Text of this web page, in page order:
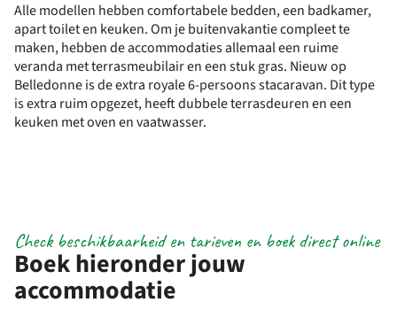
Alle modellen hebben comfortabele bedden, een badkamer,
apart toilet en keuken. Om je buitenvakantie compleet te
maken, hebben de accommodaties allemaal een ruime
veranda met terrasmeubilair en een stuk gras. Nieuw op
Belledonne is de extra royale 6-persoons stacaravan. Dit type
is extra ruim opgezet, heeft dubbele terrasdeuren en een
keuken met oven en vaatwasser.
Boek hieronder jouw
accommodatie
Check beschikbaarheid en tarieven en boek direct online